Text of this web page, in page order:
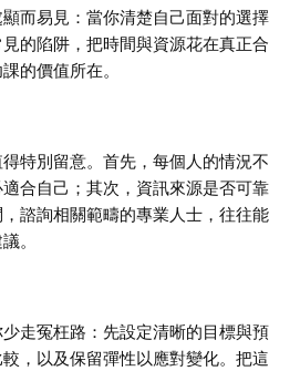
而易見：當你清楚自己面對的選擇
的陷阱，把時間與資源花在真正合
的價值所在。
特別留意。首先，每個人的情況不
合自己；其次，資訊來源是否可靠
諮詢相關範疇的專業人士，往往能
。
走冤枉路：先設定清晰的目標與預
，以及保留彈性以應對變化。把這